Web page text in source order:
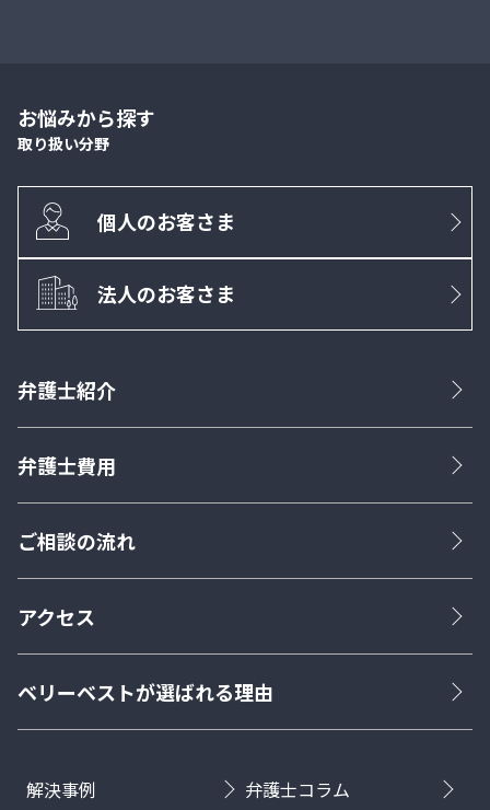
お悩みから探す
取り扱い分野
個人のお客さま
法人のお客さま
弁護士紹介
弁護士費用
ご相談の流れ
アクセス
ベリーベストが選ばれる理由
解決事例 弁護士コラム